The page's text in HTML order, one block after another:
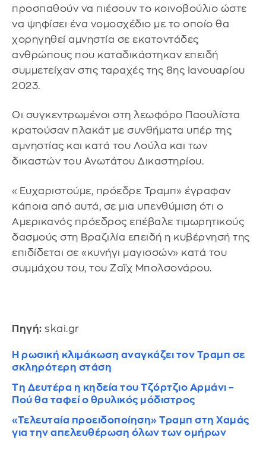
προσπαθούν να πιέσουν το κοινοβούλιο ώστε
να ψηφίσει ένα νομοσχέδιο με το οποίο θα
χορηγηθεί αμνηστία σε εκατοντάδες
ανθρώπους που καταδικάστηκαν επειδή
συμμετείχαν στις ταραχές της 8ης Ιανουαρίου
2023.
Οι συγκεντρωμένοι στη λεωφόρο Παουλίστα
κρατούσαν πλακάτ με συνθήματα υπέρ της
αμνηστίας και κατά του Λούλα και των
δικαστών του Ανωτάτου Δικαστηρίου.
«Ευχαριστούμε, πρόεδρε Τραμπ» έγραφαν
κάποια από αυτά, σε μια υπενθύμιση ότι ο
Αμερικανός πρόεδρος επέβαλε τιμωρητικούς
δασμούς στη Βραζιλία επειδή η κυβέρνησή της
επιδίδεται σε «κυνήγι μαγισσών» κατά του
συμμάχου του, του Ζαΐχ Μπολσονάρου.
Πηγή: skai.gr
Η ρωσική κλιμάκωση αναγκάζει τον Τραμπ σε
σκληρότερη στάση
Τη Δευτέρα η κηδεία του Τζόρτζιο Αρμάνι –
Πού θα ταφεί ο θρυλικός μόδιστρος
«Τελευταία προειδοποίηση» Τραμπ στη Χαμάς
για την απελευθέρωση όλων των ομήρων